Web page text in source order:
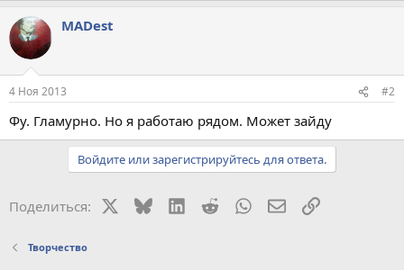
MADest
4 Ноя 2013 #2
Фу. Гламурно. Но я работаю рядом. Может зайду
Войдите или зарегистрируйтесь для ответа.
Поделиться: BlueskyLinkedIn
RedditWhatsAppЭлектронная
Ссылка
Творчество